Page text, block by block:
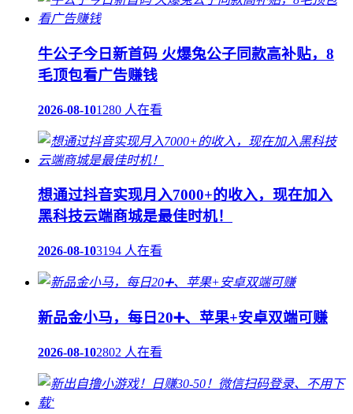
牛公子今日新首码 火爆兔公子同款高补贴，8
毛顶包看广告赚钱
2026-08-101280 人在看
想通过抖音实现月入7000+的收入，现在加入
黑科技云端商城是最佳时机！
2026-08-103194 人在看
新品金小马，每日20➕、苹果+安卓双端可赚
2026-08-102802 人在看